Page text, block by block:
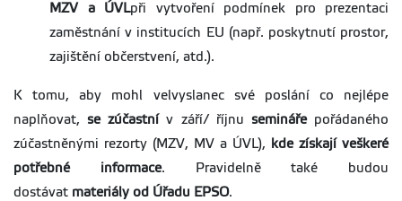
MZV a ÚVLpři vytvoření podmínek pro prezentaci
zaměstnání v institucích EU (např. poskytnutí prostor,
zajištění občerstvení, atd.).
K tomu, aby mohl velvyslanec své poslání co nejlépe
naplňovat,se zúčastnív září/ říjnu seminářepořádaného
zúčastněnými rezorty (MZV, MV a ÚVL),
kde získají veškeré
potřebné informace. Pravidelně také budou
dostávat materiály od Úřadu EPSO.